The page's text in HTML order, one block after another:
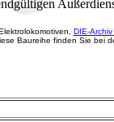
DIE-Archiv
Baureihe finden Sie bei